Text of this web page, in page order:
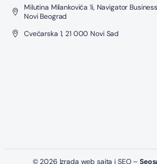
Milutina Milankovića 1i, Navigator
Novi Beograd
Cvećarska 1, 21 000 Novi Sad
© 2026 Izrada web sajta i SEO –